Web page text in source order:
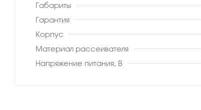
Габариты
Гарантия
Корпус
Материал рассеивателя
Напряжение питания, В